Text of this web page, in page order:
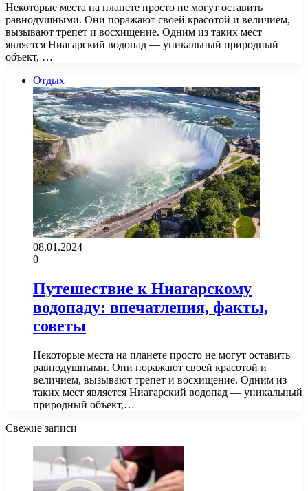
Некоторые места на планете просто не могут оставить
равнодушными. Они поражают своей красотой и величием,
вызывают трепет и восхищение. Одним из таких мест
является Ниагарский водопад — уникальный природный
объект, …
Отдых
08.01.2024
0
Путешествие к Ниагарскому
водопаду: впечатления, факты,
советы
Некоторые места на планете просто не могут оставить
равнодушными. Они поражают своей красотой и
величием, вызывают трепет и восхищение. Одним из
таких мест является Ниагарский водопад — уникальный
природный объект,…
Свежие записи